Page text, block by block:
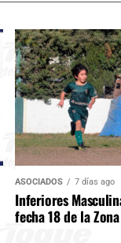
ASOCIADOS 7 días ago
Inferiores
fecha 18 de la